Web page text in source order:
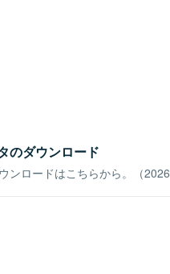
のダウンロード
ンロードはこちらから。（2026